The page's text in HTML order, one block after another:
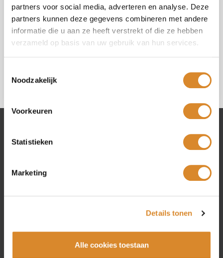
partners voor social media, adverteren en analyse. Deze
partners kunnen deze gegevens combineren met andere
informatie die u aan ze heeft verstrekt of die ze hebben
verzameld op basis van uw gebruik van hun services.
Noodzakelijk
Voorkeuren
Statistieken
Marketing
Details tonen
Alle cookies toestaan
Selecteer uw winkel (*)
Ik ga akkoord met deprivacy policy.
Lederland winkels
Beverwijk